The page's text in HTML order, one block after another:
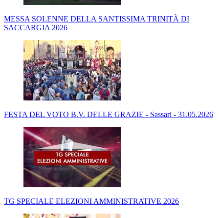
MESSA SOLENNE DELLA SANTISSIMA TRINITÀ DI
SACCARGIA 2026
FESTA DEL VOTO B.V. DELLE GRAZIE - Sassari - 31.05.2026
TG SPECIALE ELEZIONI AMMINISTRATIVE 2026